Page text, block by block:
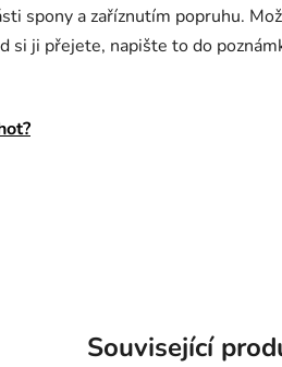
spony a zaříznutím popruhu.
si ji přejete, napište to do
Související